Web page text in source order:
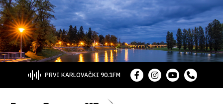
PRVI KARLOVAČKI 90.1FM